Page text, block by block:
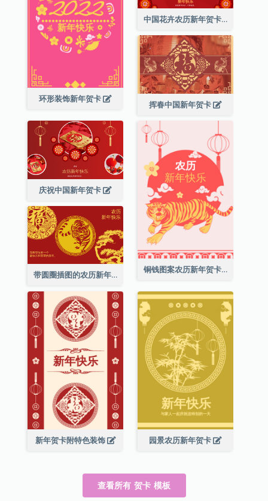
环形装饰新年贺卡
中国花卉农历新年贺卡
挥春中国新年贺卡
庆祝中国新年贺卡
铜钱图案农历新年贺卡
带圆圈插图的农历新年快乐贺卡
新年贺卡附特色装饰 园景农历新年贺卡
查看所有 贺卡 模板